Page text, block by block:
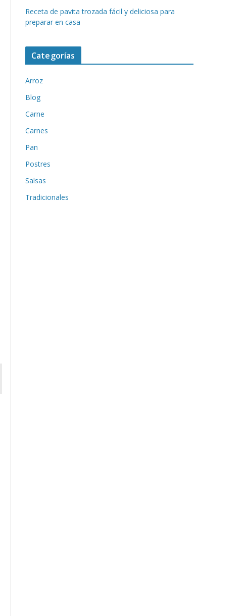
Receta de pavita trozada fácil y deliciosa para
preparar en casa
Categorías
Arroz
Blog
Carne
Carnes
Pan
Postres
Salsas
Tradicionales